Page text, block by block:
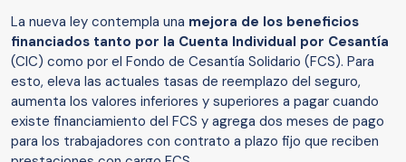
La nueva ley contempla una mejora de los beneficios
financiados tanto por la Cuenta Individual por Cesantía
(CIC) como por el Fondo de Cesantía Solidario (FCS). Para
esto, eleva las actuales tasas de reemplazo del seguro,
aumenta los valores inferiores y superiores a pagar cuando
existe financiamiento del FCS y agrega dos meses de pago
para los trabajadores con contrato a plazo fijo que reciben